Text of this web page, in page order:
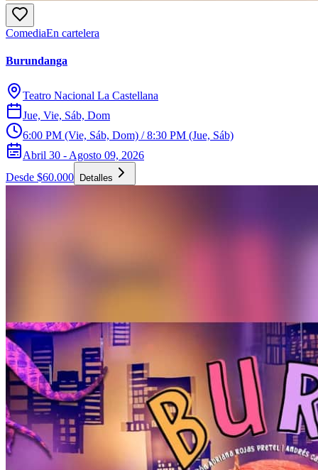
ComediaEn cartelera
Burundanga
Teatro Nacional La Castellana
Jue, Vie, Sáb, Dom
6:00 PM (Vie, Sáb, Dom) / 8:30 PM (Jue, Sáb)
Abril 30 - Agosto 09, 2026
Desde $60.000
Detalles